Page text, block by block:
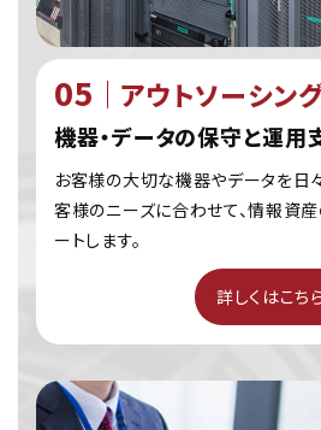
アウトソーシン
機器・データの保守と運用
お客様の大切な機器やデータを日
客様のニーズに合わせて、情報資
ートします。
詳しくはこち